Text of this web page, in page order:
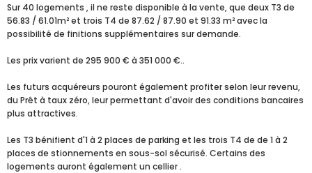
Sur 40 logements , il ne reste disponible à la vente, que deux T3 de
56.83 / 61.01m² et trois T4 de 87.62 / 87.90 et 91.33 m² avec la
possibilité de finitions supplémentaires sur demande.
Les prix varient de 295 900 € à 351 000 €..
Les futurs acquéreurs pouront également profiter selon leur revenu,
du Prêt à taux zéro, leur permettant d'avoir des conditions bancaires
plus attractives.
Les T3 bénifient d'1 à 2 places de parking et les trois T4 de de 1 à 2
places de stionnements en sous-sol sécurisé. Certains des
logements auront également un cellier .